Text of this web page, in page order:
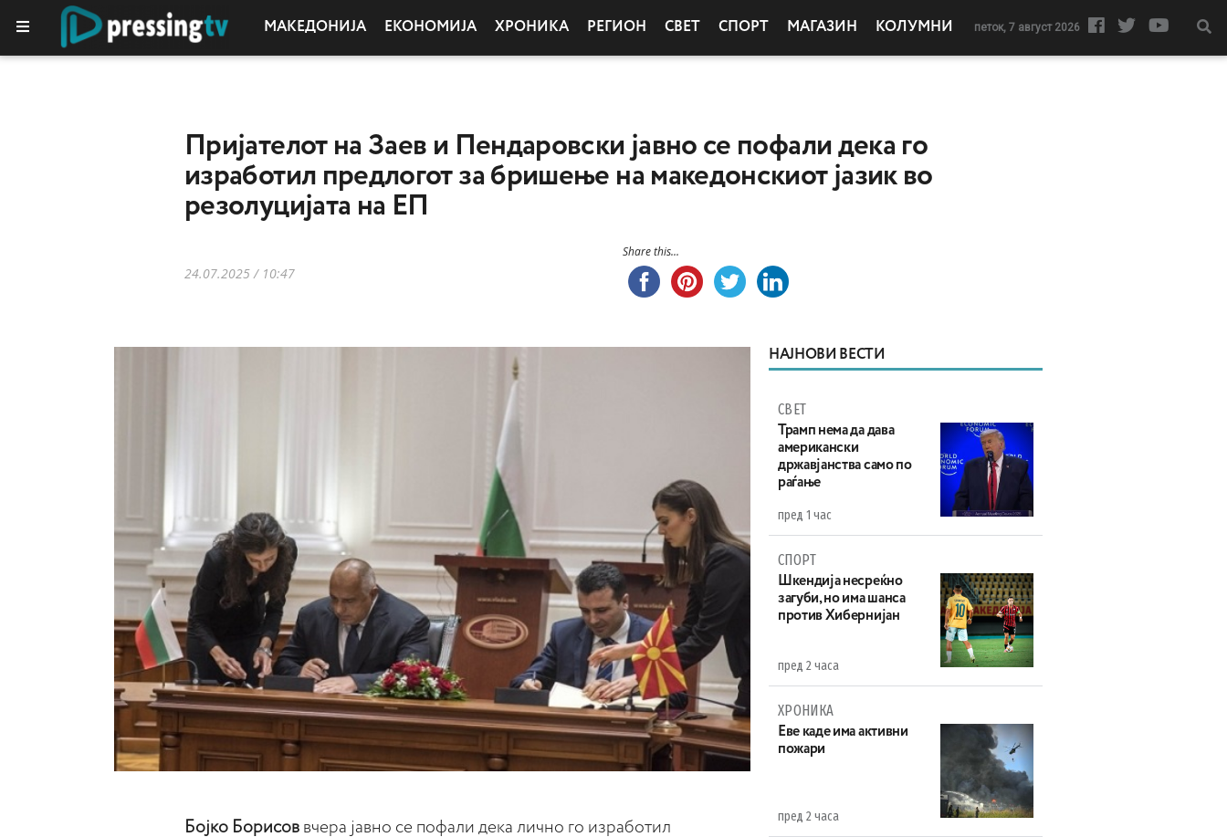
МАКЕДОНИЈА ЕКОНОМИЈА ХРОНИКА РЕГИОН СВЕТ СПОРТ МАГАЗИН КОЛУМНИ петок, 7 август 2026
Пријателот на Заев и Пендаровски јавно се пофали дека го
изработил предлогот за бришење на македонскиот јазик во
резолуцијата на ЕП
24.07.2025 / 10:47
Share this...
Бојко Борисов вчера јавно се пофали дека лично го изработил
НАЈНОВИ ВЕСТИ
СВЕТ
Трамп нема да дава
американски
државјанства само по
раѓање
пред 1 час
СПОРТ
Шкендија несреќно
загуби, но има шанса
против Хибернијан
пред 2 часа
ХРОНИКА
Eве каде има активни
пожари
пред 2 часа